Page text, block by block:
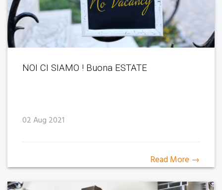
NOI CI SIAMO ! Buona ESTATE
02 Aug 2021
Read More →